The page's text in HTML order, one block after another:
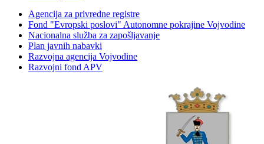
Agencija za privredne registre
Fond "Evropski poslovi" Autonomne pokrajine Vojvodine
Nacionalna služba za zapošljavanje
Plan javnih nabavki
Razvojna agencija Vojvodine
Razvojni fond APV